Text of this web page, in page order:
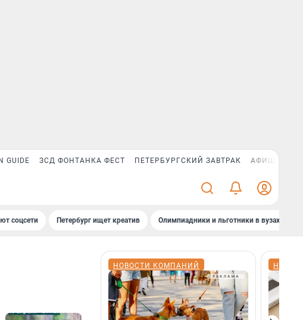
GUIDE ЗСД ФОНТАНКА ФЕСТ ПЕТЕРБУРГСКИЙ ЗАВТРАК АФИША PLUS
соцсети Петербург ищет креатив Олимпиадники и льготники в вузах СПб
НОВОСТИ КОМПАНИЙ